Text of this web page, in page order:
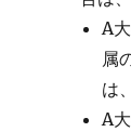
A
属
は
A